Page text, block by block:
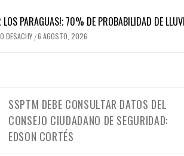
LOS PARAGUAS!; 70% DE PROBABILIDAD DE
DESACHY /6 AGOSTO, 2026
SSPTM DEBE CONSULTAR DATOS DEL
CONSEJO CIUDADANO DE SEGURIDAD:
EDSON CORTÉS